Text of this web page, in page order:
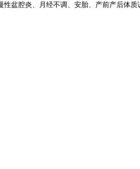
性盆腔炎、 月经不调 、安胎、产前产后体质